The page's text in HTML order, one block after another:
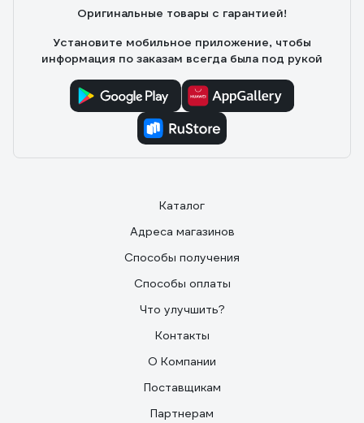
Оригинальные товары с гарантией!
Установите мобильное приложение, чтобы
информация по заказам всегда была под рукой
Каталог
Адреса магазинов
Способы получения
Способы оплаты
Что улучшить?
Контакты
О Компании
Поставщикам
Партнерам